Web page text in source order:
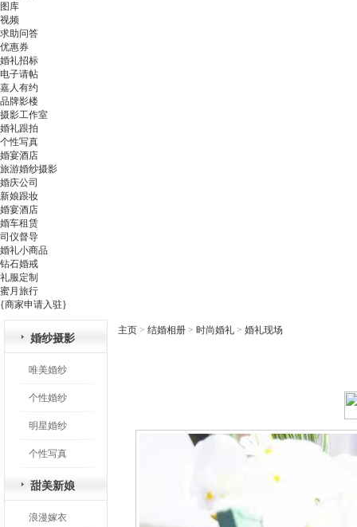
图库
视频
求助问答
优惠券
婚礼招标
电子请帖
嘉人有约
品牌影楼
摄影工作室
婚礼跟拍
个性写真
婚宴酒店
旅游婚纱摄影
婚庆公司
新娘跟妆
婚宴酒店
婚车租赁
司仪督导
婚礼小商品
钻石婚戒
礼服定制
蜜月旅行
{商家申请入驻}
婚纱摄影
唯美婚纱
个性婚纱
明星婚纱
个性写真
甜美新娘
浪漫嫁衣
主页 > 结婚相册 > 时尚婚礼 > 婚礼现场